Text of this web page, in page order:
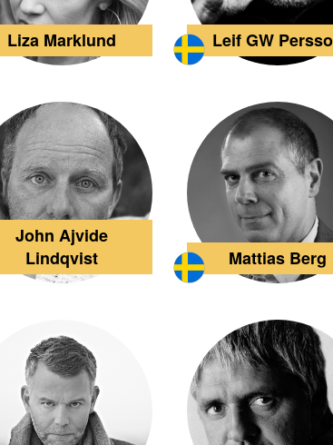
Liza Marklund Leif GW
John Ajvide
Lindqvist
Mattias Berg